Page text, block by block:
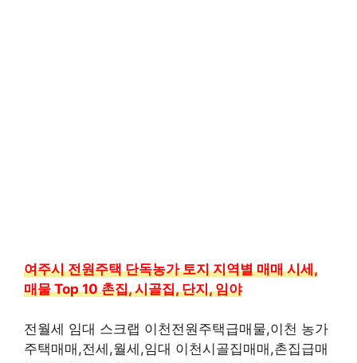
여주시 전원주택 단독농가 토지 지역별 매매 시세,
매물 Top 10 촌집, 시골집, 단지, 임야
전월세 임대 스크랩 이천전원주택급매물,이천 농가
주택매매,전세,월세,임대 이천시골집매매,촌집급매